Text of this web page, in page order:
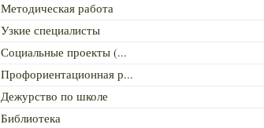
Методическая работа
Узкие специалисты
Социальные проекты (...
Профориентационная р...
Дежурство по школе
Библиотека